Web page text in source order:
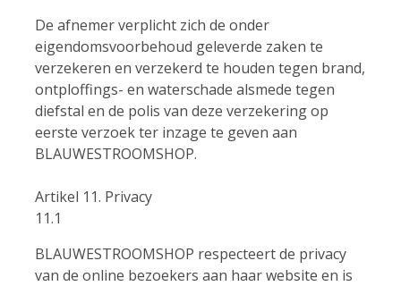
De afnemer verplicht zich de onder
eigendomsvoorbehoud geleverde zaken te
verzekeren en verzekerd te houden tegen brand,
ontploffings- en waterschade alsmede tegen
diefstal en de polis van deze verzekering op
eerste verzoek ter inzage te geven aan
BLAUWESTROOMSHOP.
Artikel 11. Privacy
11.1
BLAUWESTROOMSHOP respecteert de privacy
van de online bezoekers aan haar website en is